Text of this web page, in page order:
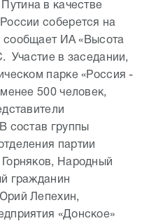
в качестве
соберется на
ИА «Высота
Участие в заседании,
парке «Россия -
500 человек,
состав группы
партии
Народный
гражданин
Лепехин,
«Донское»